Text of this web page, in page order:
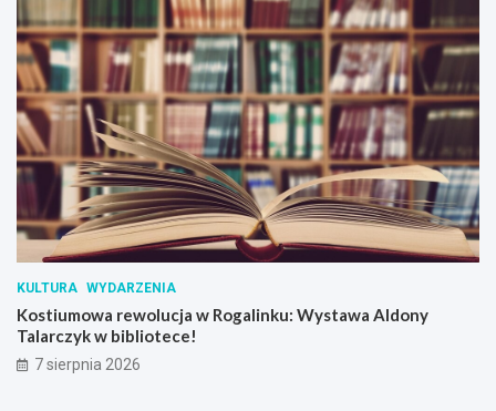
KULTURA WYDARZENIA
Kostiumowa rewolucja w Rogalinku: Wystawa Aldony
Talarczyk w bibliotece!
7 sierpnia 2026